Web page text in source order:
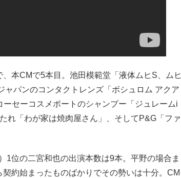
本CMで5本目。池田模範堂「液体ムヒS、ムヒ
ャパンのコンタクトレンズ「ボシュロム アクア
ーセーコスメポートのシャンプー「ジュレームi
れ「わが家は焼肉屋さん」、そしてP&G「ファ
1位の二宮和也の出演本数は9本。平野の場合ま
約始まったものばかりでその勢いは十分。CM